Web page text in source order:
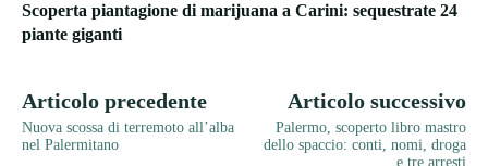
Scoperta piantagione di marijuana a Carini: sequestrate 24
piante giganti
Articolo precedente
Nuova scossa di terremoto all’alba
nel Palermitano
Articolo successivo
Palermo, scoperto libro mastro
dello spaccio: conti, nomi, droga
e tre arresti